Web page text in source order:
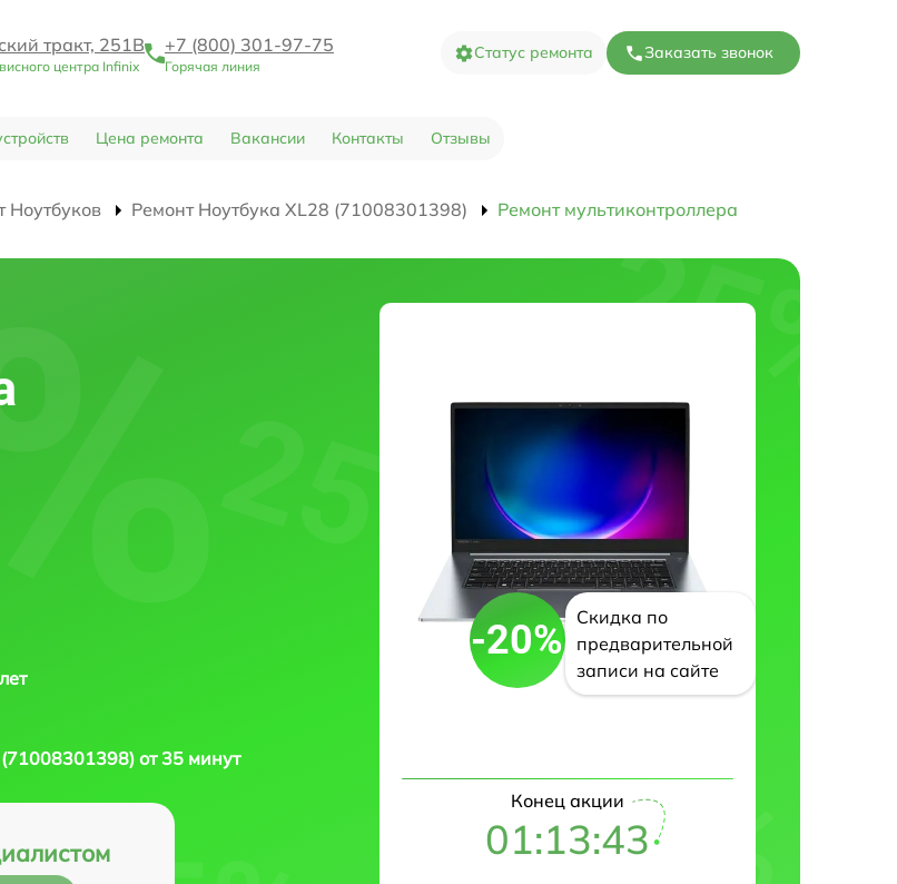
тракт, 251В
центра Infinix
+7 (800) 301-97-75
Горячая линия
Статус ремонта Заказать звонок
Цена ремонта Вакансии Контакты Отзывы
Ноутбуков Ремонт Ноутбука XL28 (71008301398) Ремонт мультиконтроллера
от 35 минут
-20%
Скидка по
предварительной
записи на сайте
Конец акции
01:13:42